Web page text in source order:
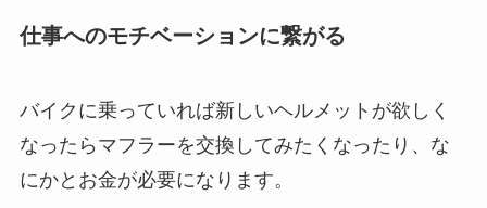
仕事へのモチベーションに繋がる
バイクに乗っていれば新しいヘルメットが欲しく
なったらマフラーを交換してみたくなったり、な
にかとお金が必要になります。